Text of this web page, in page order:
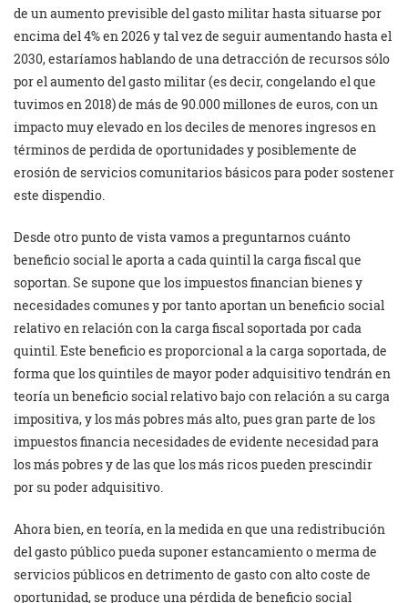
de un aumento previsible del gasto militar hasta situarse por
encima del 4% en 2026 y tal vez de seguir aumentando hasta el
2030, estaríamos hablando de una detracción de recursos sólo
por el aumento del gasto militar (es decir, congelando el que
tuvimos en 2018) de más de 90.000 millones de euros, con un
impacto muy elevado en los deciles de menores ingresos en
términos de perdida de oportunidades y posiblemente de
erosión de servicios comunitarios básicos para poder sostener
este dispendio.
Desde otro punto de vista vamos a preguntarnos cuánto
beneficio social le aporta a cada quintil la carga fiscal que
soportan. Se supone que los impuestos financian bienes y
necesidades comunes y por tanto aportan un beneficio social
relativo en relación con la carga fiscal soportada por cada
quintil. Este beneficio es proporcional a la carga soportada, de
forma que los quintiles de mayor poder adquisitivo tendrán en
teoría un beneficio social relativo bajo con relación a su carga
impositiva, y los más pobres más alto, pues gran parte de los
impuestos financia necesidades de evidente necesidad para
los más pobres y de las que los más ricos pueden prescindir
por su poder adquisitivo.
Ahora bien, en teoría, en la medida en que una redistribución
del gasto público pueda suponer estancamiento o merma de
servicios públicos en detrimento de gasto con alto coste de
oportunidad, se produce una pérdida de beneficio social